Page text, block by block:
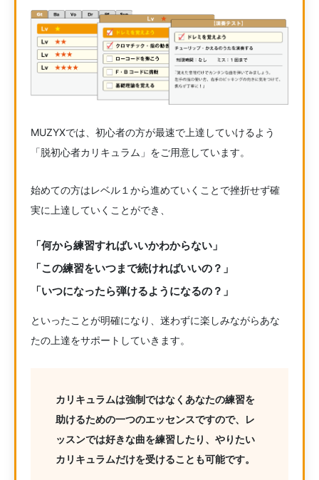
MUZYXでは、初心者の方が最速で上達していけるよう
「脱初心者カリキュラム」をご用意しています。
始めての方はレベル１から進めていくことで挫折せず確
実に上達していくことができ、
「何から練習すればいいかわからない」
「この練習をいつまで続ければいいの？」
「いつになったら弾けるようになるの？」
といったことが明確になり、迷わずに楽しみながらあな
たの上達をサポートしていきます。
カリキュラムは強制ではなくあなたの練習を
助けるための一つのエッセンスですので、レ
ッスンでは好きな曲を練習したり、やりたい
カリキュラムだけを受けることも可能です。